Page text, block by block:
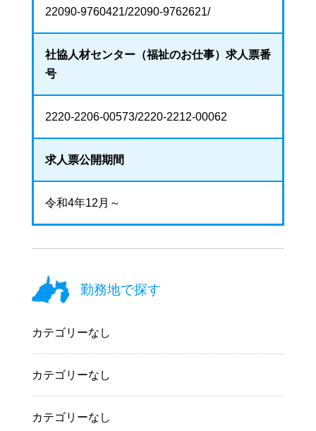
22090-9760421/22090-9762621/
社協人材センター（福祉のお仕事） 求人票番
号
2220-2206-00573/2220-2212-00062
求人票公開期間
令和4年12月～
勤務地で探す
カテゴリーなし
カテゴリーなし
カテゴリーなし